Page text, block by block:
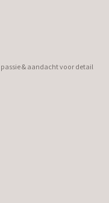
& aandacht voor detail